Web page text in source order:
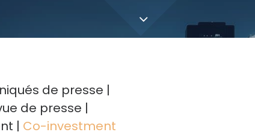
de presse
de presse
Co-investment